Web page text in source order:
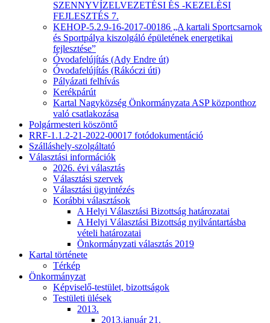
SZENNYVÍZELVEZETÉSI ÉS -KEZELÉSI
FEJLESZTÉS 7.
KEHOP-5.2.9-16-2017-00186 „A kartali Sportcsarnok
és Sportpálya kiszolgáló épületének energetikai
fejlesztése”
Óvodafelújítás (Ady Endre út)
Óvodafelújítás (Rákóczi úti)
Pályázati felhívás
Kerékpárút
Kartal Nagyközség Önkormányzata ASP központhoz
való csatlakozása
Polgármesteri köszöntő
RRF-1.1.2-21-2022-00017 fotódokumentáció
Szálláshely-szolgáltató
Választási információk
2026. évi választás
Választási szervek
Választási ügyintézés
Korábbi választások
A Helyi Választási Bizottság határozatai
A Helyi Választási Bizottság nyilvántartásba
vételi határozatai
Önkormányzati választás 2019
Kartal története
Térkép
Önkormányzat
Képviselő-testület, bizottságok
Testületi ülések
2013.
2013.január 21.